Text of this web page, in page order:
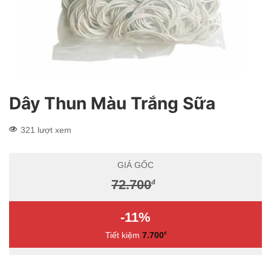
Dây Thun Màu Trắng Sữa
321 lượt xem
GIÁ GỐC
72.700đ
-11%
Tiết kiệm 7.700đ